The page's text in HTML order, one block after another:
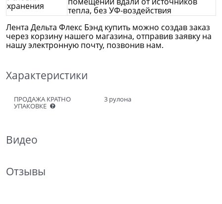
хранения
тепла, без УФ-воздействия
Лента Дельта Флекс Бэнд купить можно создав заказ
через корзину нашего магазина, отправив заявку на
нашу электронную почту, позвонив нам.
Характеристики
ПРОДАЖА КРАТНО
УПАКОВКЕ
3 рулона
Видео
Отзывы